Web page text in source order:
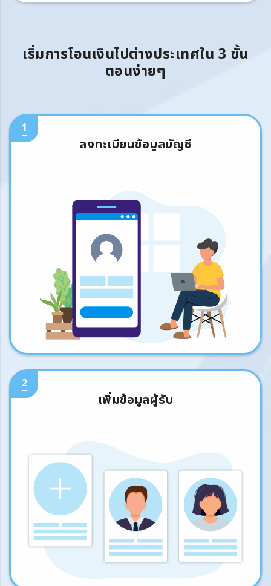
เริ่มการโอนเงินไปต่างประเทศใน 3 ขั้น
ตอนง่ายๆ
1
ลงทะเบียนข้อมูลบัญชี
2
เพิ่มข้อมูลผู้รับ